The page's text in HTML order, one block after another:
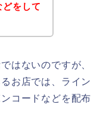
をして
はないのですが、
お店では、ライン
コードなどを配布